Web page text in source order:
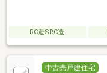
RC造SRC造
中古売戸建住宅